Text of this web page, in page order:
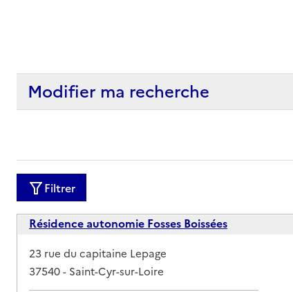
Modifier ma recherche
Filtrer
Résidence autonomie Fosses Boissées
Adresse
23 rue du capitaine Lepage
37540- Saint-Cyr-sur-Loire